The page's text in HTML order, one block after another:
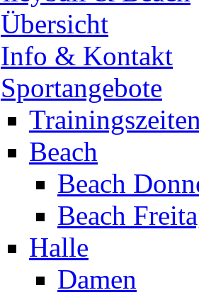
Übersicht
Info & Kontakt
Sportangebote
Beach
Beach
Beach
Halle
Damen